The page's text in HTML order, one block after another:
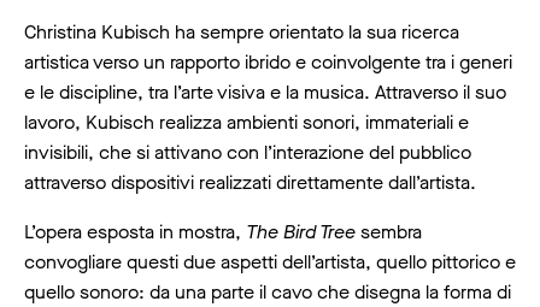
Christina Kubisch ha sempre orientato la sua ricerca
artistica verso un rapporto ibrido e coinvolgente tra i generi
e le discipline, tra l’arte visiva e la musica. Attraverso il suo
lavoro, Kubisch realizza ambienti sonori, immateriali e
invisibili, che si attivano con l’interazione del pubblico
attraverso dispositivi realizzati direttamente dall’artista.
L’opera esposta in mostra, The Bird Treesembra
convogliare questi due aspetti dell’artista, quello pittorico e
quello sonoro: da una parte il cavo che disegna la forma di